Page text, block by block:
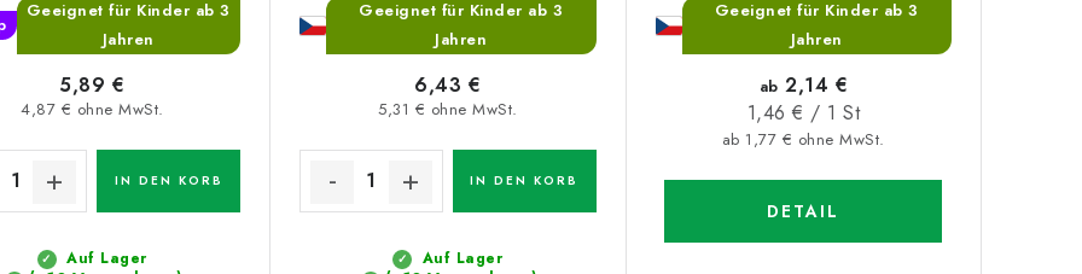
Geeignet für Kinder ab 3
Jahren
Auf Lager
4,87 € ohne MwSt.
5,89 €
IN DEN KORB
Geeignet für Kinder ab 3
Jahren
Auf Lager
5,31 € ohne MwSt.
6,43 €
IN DEN KORB
Geeignet für Kinder ab 3
Jahren
ab 1,77 € ohne MwSt.
ab 2,14 €
Verkaufspreis:
1,46 € / 1 St
DETAIL